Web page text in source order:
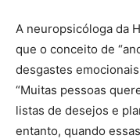
A neuropsicóloga da
que o conceito de
desgastes
“Muitas pessoas
listas de desejos e
entanto, quando